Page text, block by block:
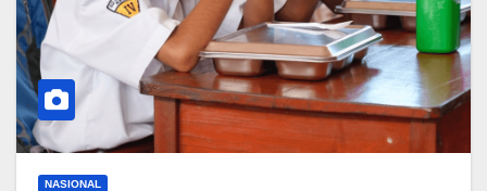
NASIONAL